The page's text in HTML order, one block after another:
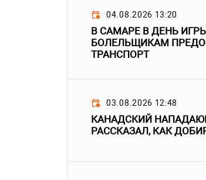
04.08.2026 13:20
В САМАРЕ В ДЕНЬ
БОЛЕЛЬЩИКАМ
ТРАНСПОРТ
03.08.2026 12:48
КАНАДСКИЙ
РАССКАЗАЛ, КАК